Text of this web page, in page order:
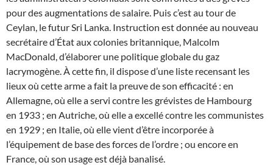
pour des augmentations de salaire. Puis c’est au tour de
Ceylan, le futur Sri Lanka. Instruction est donnée au nouveau
secrétaire d’État aux colonies britannique, Malcolm
MacDonald, d’élaborer une politique globale du gaz
lacrymogène. À cette fin, il dispose d’une liste recensant les
lieux où cette arme a fait la preuve de son efficacité : en
Allemagne, où elle a servi contre les grévistes de Hambourg
en 1933 ; en Autriche, où elle a excellé contre les communistes
en 1929 ; en Italie, où elle vient d’être incorporée à
l’équipement de base des forces de l’ordre ; ou encore en
France, où son usage est déjà banalisé.